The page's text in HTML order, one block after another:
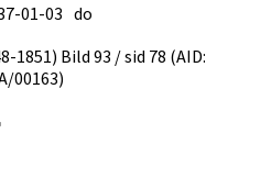
01-03 do
1851) Bild 93 / sid 78 (AID:
00163)